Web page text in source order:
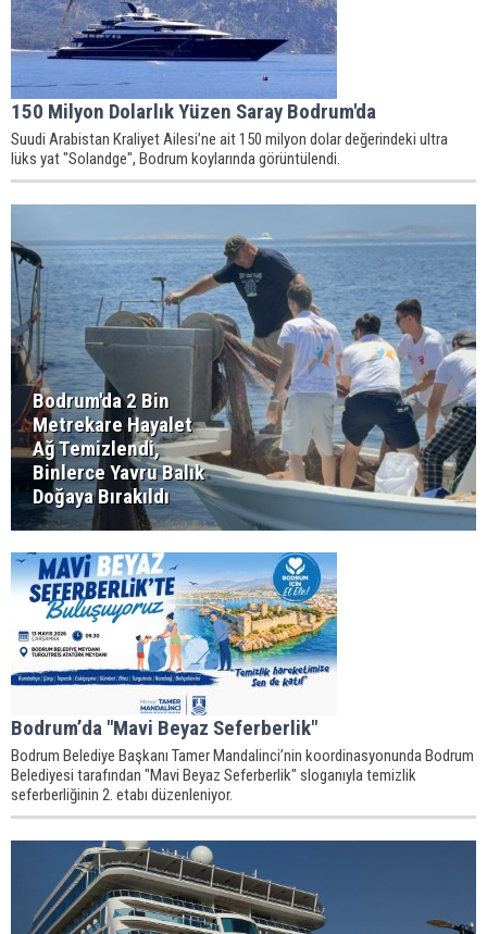
150 Milyon Dolarlık Yüzen Saray Bodrum'da
Suudi Arabistan Kraliyet Ailesi’ne ait 150 milyon dolar değerindeki ultra
lüks yat "Solandge", Bodrum koylarında görüntülendi.
Bodrum'da 2 Bin
Metrekare Hayalet
Ağ Temizlendi,
Binlerce Yavru Balık
Doğaya Bırakıldı
Bodrum’da "Mavi Beyaz Seferberlik"
Bodrum Belediye Başkanı Tamer Mandalinci’nin koordinasyonunda Bodrum
Belediyesi tarafından "Mavi Beyaz Seferberlik" sloganıyla temizlik
seferberliğinin 2. etabı düzenleniyor.